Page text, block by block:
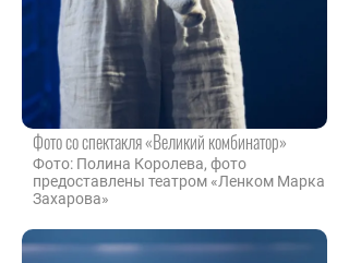
Фото со спектакля «Великий комбинатор»
Фото: Полина Королева, фото
предоставлены театром «Ленком Марка
Захарова»